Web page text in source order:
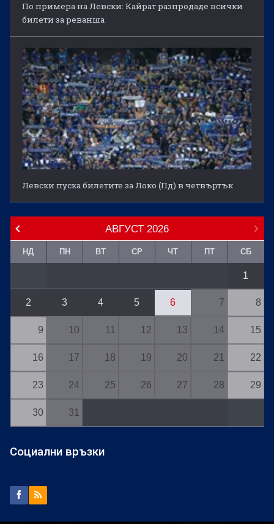
По примера на Левски: Кайрат разпродаде всички
билети за реванша
Левски пуска билетите за Локо (Пд) в четвъртък
АВГУСТ 2026
НД ПН ВТ СР ЧТ ПТ СБ
1
2 3 4 5 6 7 8
9 10 11 12 13 14 15
16 17 18 19 20 21 22
23 24 25 26 27 28 29
30 31
Социални връзки